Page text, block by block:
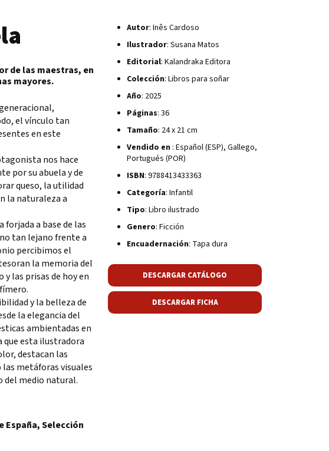
de las maestras, en
mayores.
el vínculo tan
en este
nos hace
por su abuela y de
queso, la utilidad
la naturaleza a
forjada a base de las
tan lejano frente a
percibimos el
la memoria del
las prisas de hoy en
y la belleza de
la elegancia del
ambientadas en
esta ilustradora
destacan las
metáforas visuales
del medio natural.
España, Selección
Autor: Inês Cardoso
Ilustrador: Susana Matos
Editorial: Kalandraka Editora
Colección: Libros para soñar
Año: 2025
Páginas: 36
Tamaño: 24 x 21 cm
Vendido en : Español (ESP), Gallego,
Portugués (POR)
ISBN: 9788413433363
Categoría: Infantil
Tipo: Libro ilustrado
Genero: Ficción
Encuadernación: Tapa dura
DESCARGAR CATÁLOGO
DESCARGAR FICHA